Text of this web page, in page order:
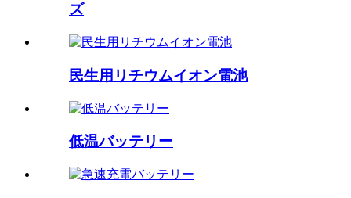
ズ
民生用リチウムイオン電池
低温バッテリー